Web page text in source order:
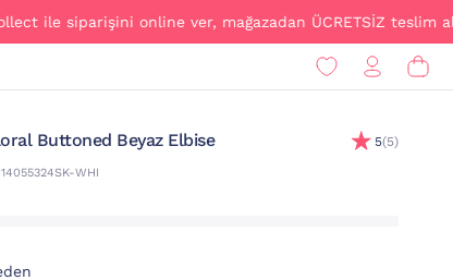
siparişini online ver, mağazadan ÜCRETSİZ teslim al!
Buttoned Beyaz Elbise
WHI
5(5)